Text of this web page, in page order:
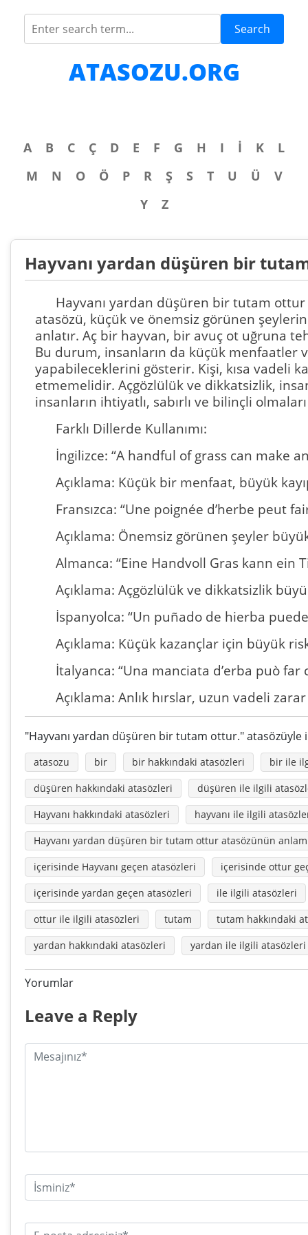
Search
ATASOZU.ORG
A B C Ç D E F G H I İ K
L
M
N O Ö P R Ş S T U Ü
V
Y
Z
Hayvanı yardan düşüren bir
Hayvanı yardan düşüren bir tutam ottur
atasözü, küçük ve önemsiz görünen
anlatır. Aç bir hayvan, bir avuç ot uğruna
Bu durum, insanların da küçük menfaatler
yapabileceklerini gösterir. Kişi, kısa vadeli
etmemelidir. Açgözlülük ve dikkatsizlik,
insanların ihtiyatlı, sabırlı ve bilinçli
Farklı Dillerde Kullanımı:
İngilizce: “A handful of grass can make
Açıklama: Küçük bir menfaat, büyük
Fransızca: “Une poignée d’herbe peut
Açıklama: Önemsiz görünen şeyler
Almanca: “Eine Handvoll Gras kann ein
Açıklama: Açgözlülük ve dikkatsizlik
İspanyolca: “Un puñado de hierba
Açıklama: Küçük kazançlar için büyük
İtalyanca: “Una manciata d’erba può
Açıklama: Anlık hırslar, uzun vadeli
"Hayvanı yardan düşüren bir tutam ottur." atasözüyle
atasozu bir bir hakkındaki atasözleri
bir ile
düşüren hakkındaki atasözleri
düşüren ile ilgili
Hayvanı hakkındaki atasözleri
hayvanı ile ilgili
Hayvanı yardan düşüren bir tutam ottur atasözünün
içerisinde Hayvanı geçen atasözleri
içerisinde ottur
içerisinde yardan geçen atasözleri
ile ilgili atasözleri
ottur ile ilgili atasözleri
tutam
tutam hakkındaki
yardan hakkındaki atasözleri
yardan ile ilgili atasözleri
Yorumlar
Leave a Reply